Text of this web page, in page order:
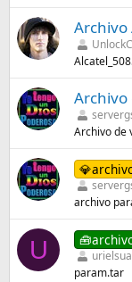
:
Archivo
Archivo
Archivo de
archivo
U
param.tar